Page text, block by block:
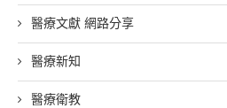
醫療文獻 網路分享
醫療新知
醫療衛教